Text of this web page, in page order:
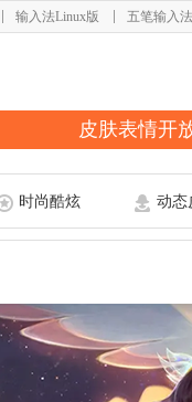
输入法Linux版 五笔输入法
皮肤表情开
时尚酷炫 动态